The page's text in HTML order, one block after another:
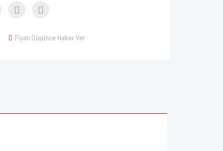
Fiyatı Düşünce Haber Ver